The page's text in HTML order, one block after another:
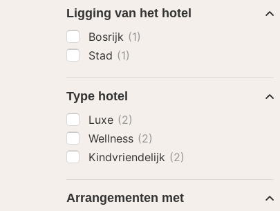
Ligging van het hotel
Bosrijk (1)
Stad (1)
Type hotel
Luxe (2)
Wellness (2)
Kindvriendelijk (2)
Arrangementen met